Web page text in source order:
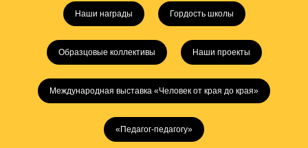
Наши награды Гордость школы
Образцовые коллективы Наши проекты
Международная выставка «Человек от края до края»
«Педагог-педагогу»